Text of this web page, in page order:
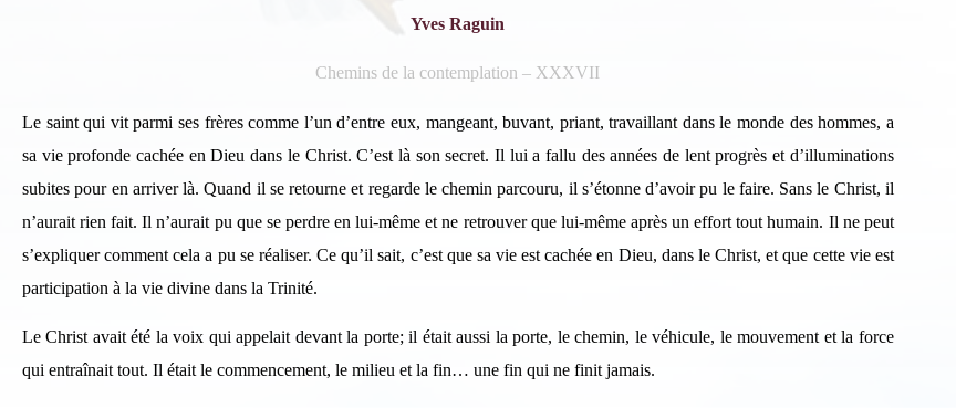
Yves Raguin
Chemins de la contemplation – XXXVII
Le saint qui vit parmi ses frères comme l’un d’entre eux, mangeant, buvant, priant, travaillant dans le monde des hommes, a
sa vie profonde cachée en Dieu dans le Christ. C’est là son secret. Il lui a fallu des années de lent progrès et d’illuminations
subites pour en arriver là. Quand il se retourne et regarde le chemin parcouru, il s’étonne d’avoir pu le faire. Sans le Christ, il
n’aurait rien fait. Il n’aurait pu que se perdre en lui-même et ne retrouver que lui-même après un effort tout humain. Il ne peut
s’expliquer comment cela a pu se réaliser. Ce qu’il sait, c’est que sa vie est cachée en Dieu, dans le Christ, et que cette vie est
participation à la vie divine dans la Trinité.
Le Christ avait été la voix qui appelait devant la porte; il était aussi la porte, le chemin, le véhicule, le mouvement et la force
qui entraînait tout. Il était le commencement, le milieu et la fin… une fin qui ne finit jamais.
Inscription News Letter
Si vous souhaitez recevoir nos dernières actualités, veuillez
indiquer ci-dessous votre adresse mail.
S'inscrire